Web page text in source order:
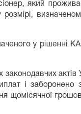
який проживає
розмірі,
у рішенні
актів
і заборонено
щомісячної